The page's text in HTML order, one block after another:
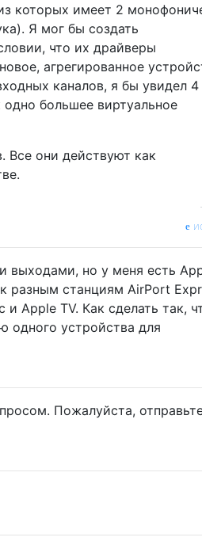
которых имеет 2
Я мог бы создать
что их драйверы
агрегированное
каналов, я бы увидел 4
большее виртуальное
Все они действуют как
выходами, но у меня есть
разным станциям AirPort
Apple TV. Как сделать так,
одного устройства для
Пожалуйста,